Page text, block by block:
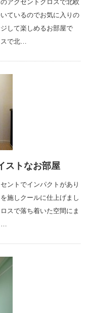
アクセントクロスで北欧
ているのでお気に入りの
して楽しめるお部屋で
スで北…
ストなお部屋
ントでインパクトがあり
施しクールに仕上げまし
スで落ち着いた空間にま
…